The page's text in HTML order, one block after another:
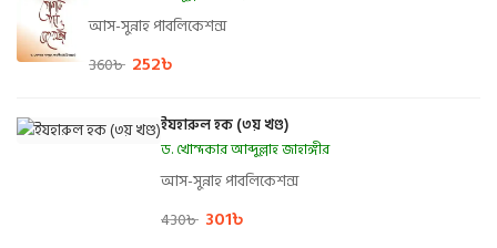
আস-সুন্নাহ পাবলিকেশন্স
360৳ 252৳
ইযহারুল হক (৩য় খণ্ড)
ড. খোন্দকার আব্দুল্লাহ জাহাঙ্গীর
আস-সুন্নাহ পাবলিকেশন্স
430৳ 301৳